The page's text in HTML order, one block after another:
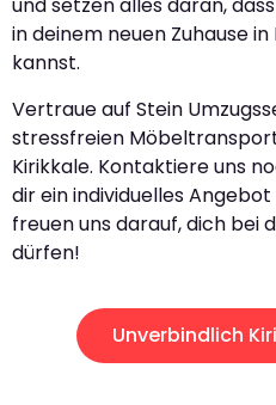
und setzen alles daran,
in deinem neuen Zuhause
kannst.
Vertraue auf Stein
stressfreien
Kirikkale. Kontaktiere uns
dir ein individuelles
freuen uns darauf, dich bei
dürfen!
Unverbindlich